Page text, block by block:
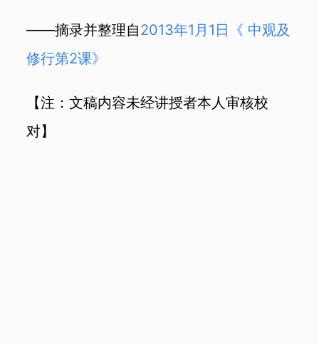
——摘录并整理自2013年1月1日《 中观及
修行第2课》
【注：文稿内容未经讲授者本人审核校
对】